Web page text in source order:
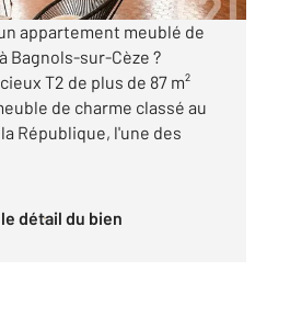
appartement meublé de
Bagnols-sur-Cèze ?
T2 de plus de 87 m²
de charme classé au
République, l'une des
le détail du bien